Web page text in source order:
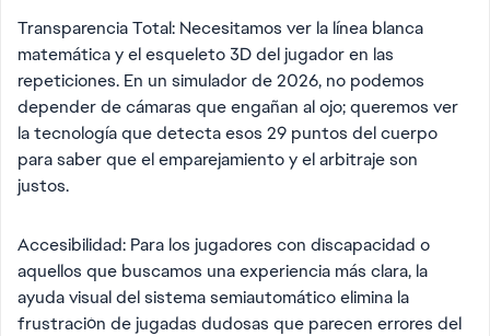
Transparencia Total: Necesitamos ver la línea blanca
matemática y el esqueleto 3D del jugador en las
repeticiones. En un simulador de 2026, no podemos
depender de cámaras que engañan al ojo; queremos ver
la tecnología que detecta esos 29 puntos del cuerpo
para saber que el emparejamiento y el arbitraje son
justos.
Accesibilidad: Para los jugadores con discapacidad o
aquellos que buscamos una experiencia más clara, la
ayuda visual del sistema semiautomático elimina la
frustración de jugadas dudosas que parecen errores del